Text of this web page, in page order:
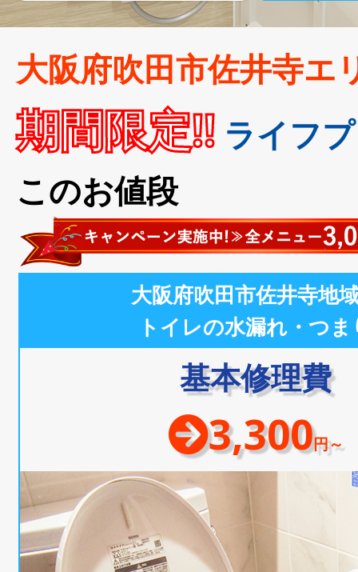
大阪府吹田市佐井寺エ
期間限定!! ライフ
このお値段
大阪府吹田市佐井寺地
トイレの水漏れ・つま
基本修理費
3,300円～